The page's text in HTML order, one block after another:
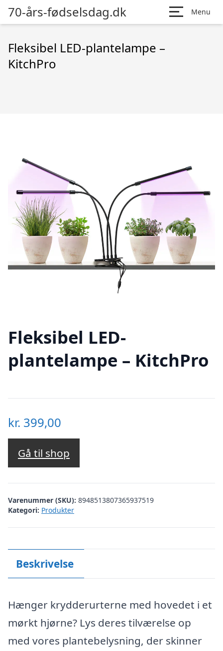
70-års-fødselsdag.dk Menu
Fleksibel LED-plantelampe –
KitchPro
Fleksibel LED-
plantelampe – KitchPro
kr. 399,00
Gå til shop
Varenummer (SKU): 8948513807365937519
Kategori: Produkter
Beskrivelse
Hænger krydderurterne med hovedet i et
mørkt hjørne? Lys deres tilværelse op
med vores plantebelysning, der skinner